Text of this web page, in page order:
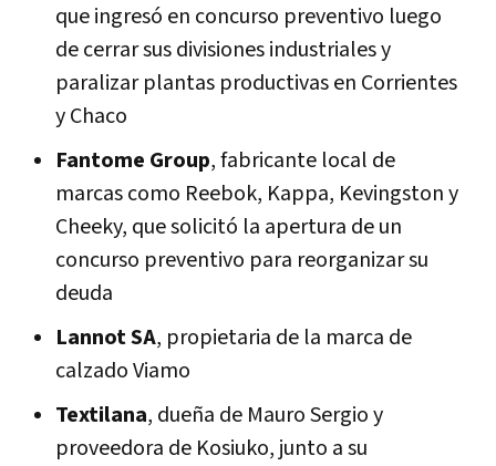
que ingresó en concurso preventivo luego
de cerrar sus divisiones industriales y
paralizar plantas productivas en Corrientes
y Chaco
Fantome Group, fabricante local de
marcas como Reebok, Kappa, Kevingston y
Cheeky, que solicitó la apertura de un
concurso preventivo para reorganizar su
deuda
Lannot SA, propietaria de la marca de
calzado Viamo
Textilana, dueña de Mauro Sergio y
proveedora de Kosiuko, junto a su